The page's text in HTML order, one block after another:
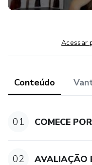
perfeita.
✔ E-book com as
✔Aula de edição de
✔Aula de adição de fotos
✔Módulo de tráfego
Acessar
Conteúdo
01 COMECE
02
AVALIAÇÃO